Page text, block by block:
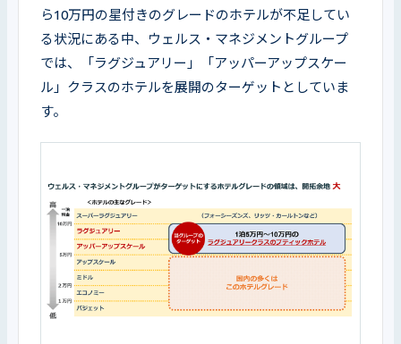
ら10万円の星付きのグレードのホテルが不足してい
る状況にある中、ウェルス・マネジメントグループ
では、「ラグジュアリー」「アッパーアップスケー
ル」クラスのホテルを展開のターゲットとしていま
す。